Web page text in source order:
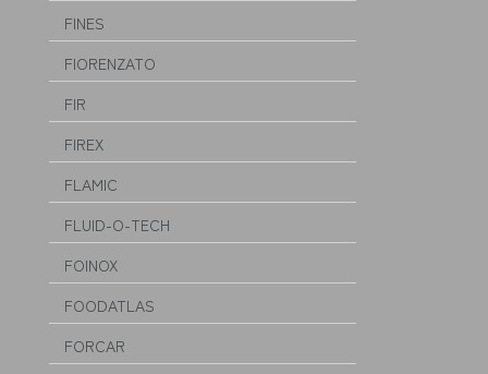
FINES
FIORENZATO
FIR
FIREX
FLAMIC
FLUID-O-TECH
FOINOX
FOODATLAS
FORCAR